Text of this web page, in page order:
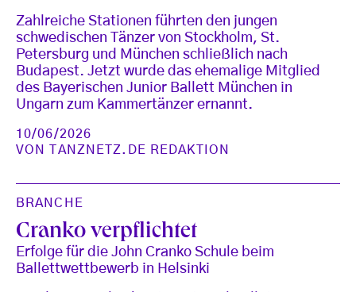
Zahlreiche Stationen führten den jungen
schwedischen Tänzer von Stockholm, St.
Petersburg und München schließlich nach
Budapest. Jetzt wurde das ehemalige Mitglied
des Bayerischen Junior Ballett München in
Ungarn zum Kammertänzer ernannt.
10/06/2026
VON
TANZNETZ.DE REDAKTION
BRANCHE
Cranko verpflichtet
Erfolge für die John Cranko Schule beim
Ballettwettbewerb in Helsinki